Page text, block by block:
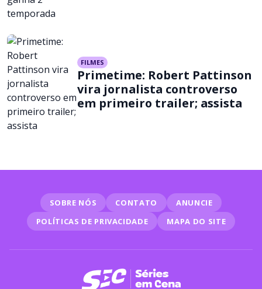
FILMES
Primetime: Robert Pattinson
vira jornalista controverso
em primeiro trailer; assista
SOBRE NÓS CONTATO
ANUNCIE
POLÍTICAS DE PRIVACIDADE
MAPA DO SITE